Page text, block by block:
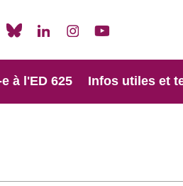
à l'ED 625 Infos utiles et